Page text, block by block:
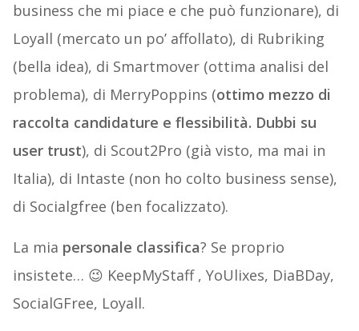
business che mi piace e che può funzionare), di
Loyall (mercato un po’ affollato), di Rubriking
(bella idea), di Smartmover (ottima analisi del
problema), di MerryPoppins (ottimo mezzo di
raccolta candidature e flessibilità. Dubbi su
user trust), di Scout2Pro (già visto, ma mai in
Italia), di Intaste (non ho colto business sense),
di Socialgfree (ben focalizzato).
La mia personale classifica? Se proprio
insistete… 😉 KeepMyStaff , YoUlixes, DiaBDay,
SocialGFree, Loyall.